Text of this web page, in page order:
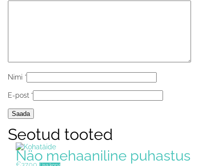
Nimi *
E-post *
Seotud tooted
Näo mehaaniline puhastus